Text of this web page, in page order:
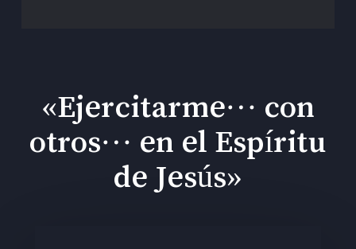
«Ejercitarme… con
otros… en el Espíritu
de Jesús»